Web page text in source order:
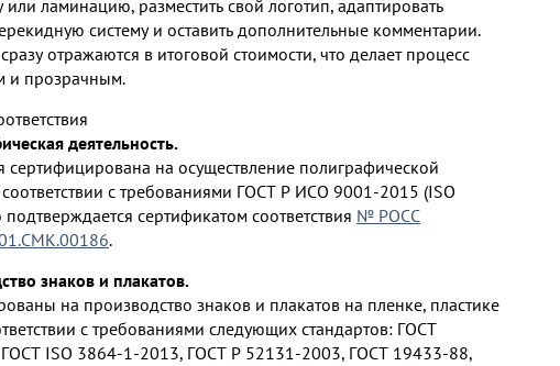
или ламинацию, разместить свой логотип, адаптировать
систему и оставить дополнительные комментарии.
отражаются в итоговой стоимости, что делает процесс
и прозрачным.
деятельность.
на осуществление полиграфической
соответствии с требованиями ГОСТ Р ИСО 9001-2015 (ISO
сертификатом соответствия № РОСС
.
знаков и плакатов.
на производство знаков и плакатов на пленке, пластике
с требованиями следующих стандартов: ГОСТ
ISO 3864-1-2013, ГОСТ Р 52131-2003, ГОСТ 19433-88,